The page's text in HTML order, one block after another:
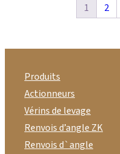
1 2
Produits
Actionneurs
Vérins de levage
Renvois d’angle ZK
Renvois d`angle